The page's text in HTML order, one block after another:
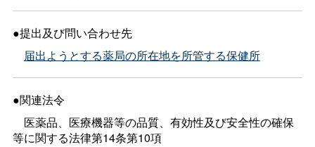
●提出及び問い合わせ先
届出ようとする薬局の所在地を所管する保健所
●関連法令
医薬品、医療機器等の品質、有効性及び安全性の確保
等に関する法律第14条第10項